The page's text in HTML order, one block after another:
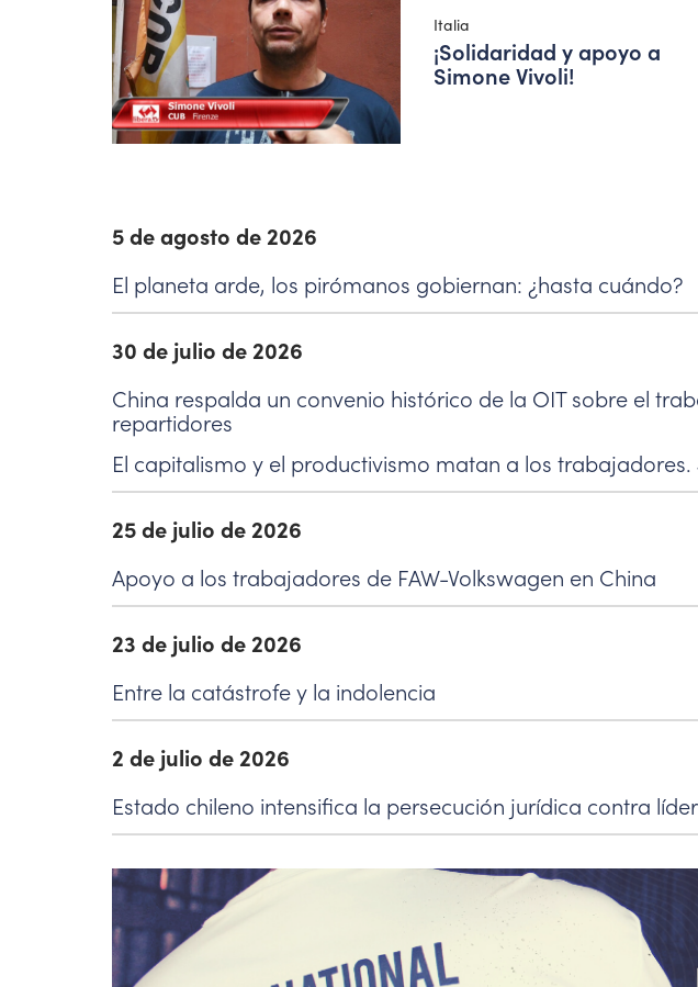
Italia
¡Solidaridad y apoyo a
Simone Vivoli!
5 de agosto de 2026
El planeta arde, los pirómanos gobiernan: ¿hasta cuándo?
30 de julio de 2026
China respalda un convenio histórico de la OIT sobre el
repartidores
El capitalismo y el productivismo matan a los
25 de julio de 2026
Apoyo a los trabajadores de FAW-Volkswagen en China
23 de julio de 2026
Entre la catástrofe y la indolencia
2 de julio de 2026
Estado chileno intensifica la persecución jurídica contra